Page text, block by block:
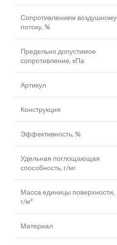
Сопротивлением воздушному
потоку, %
Предельно допустимое
сопротивление, кПа
Артикул
Конструкция
Эффективность, %
Удельная поглощающая
способность, г/мг
Масса единицы поверхности,
г/м²
Материал